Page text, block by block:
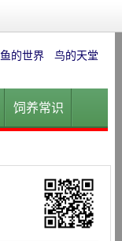
鱼的世界
鸟的天堂
饲养常识